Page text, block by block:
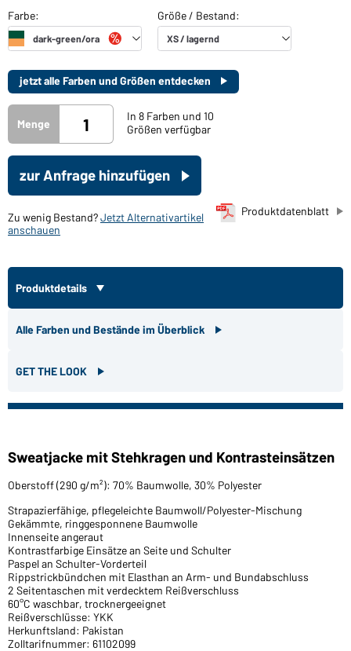
jetzt alle Farben und Größen entdecken
Menge
In 8 Farben und 10
Größen verfügbar
zur Anfrage hinzufügen
Produktdatenblatt
Zu wenig Bestand?Jetzt Alternativartikel
anschauen
Produktdetails
Alle Farben und Bestände im Überblick
GET THE LOOK
Sweatjacke mit Stehkragen und Kontrasteinsätzen
Oberstoff (290 g/m²): 70% Baumwolle, 30% Polyester
Strapazierfähige, pflegeleichte Baumwoll/Polyester-Mischung
Gekämmte, ringgesponnene Baumwolle
Innenseite angeraut
Kontrastfarbige Einsätze an Seite und Schulter
Paspel an Schulter-Vorderteil
Rippstrickbündchen mit Elasthan an Arm- und Bundabschluss
2 Seitentaschen mit verdecktem Reißverschluss
60°C waschbar, trocknergeeignet
Reißverschlüsse: YKK
Herkunftsland: Pakistan
Zolltarifnummer: 61102099